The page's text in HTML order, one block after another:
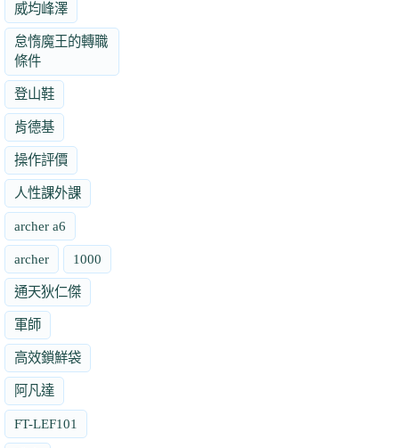
威均峰澤
怠惰魔王的轉職
條件
登山鞋
肯德基
操作評價
人性課外課
archer a6
archer 1000
通天狄仁傑
軍師
高效鎖鮮袋
阿凡達
FT-LEF101